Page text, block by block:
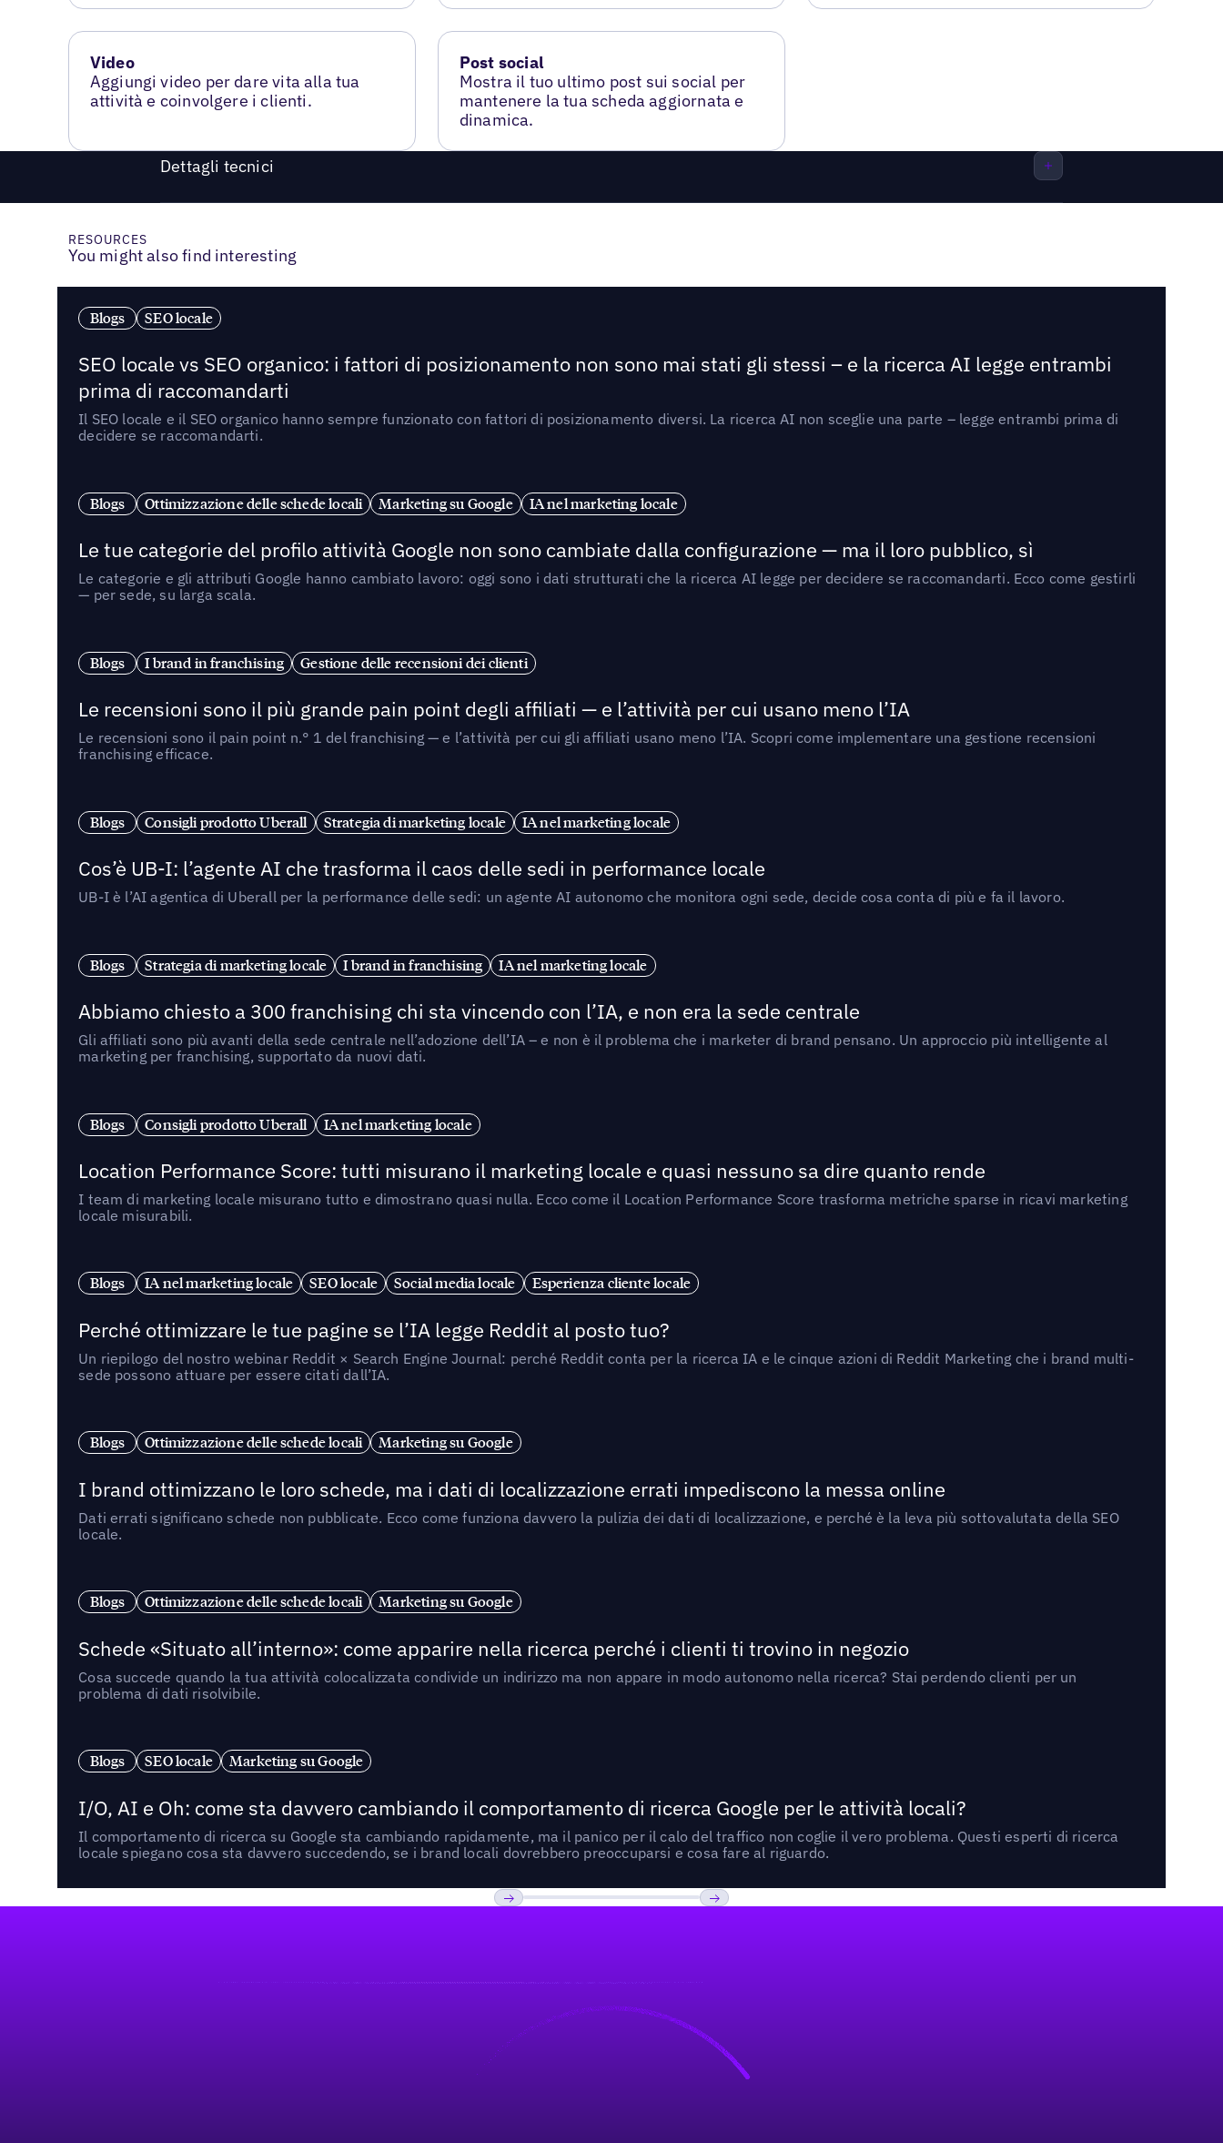
Video
Aggiungi video per dare vita alla tua
attività e coinvolgere i clienti.
Post social
Mostra il tuo ultimo post sui social per
mantenere la tua scheda aggiornata e
dinamica.
Dettagli tecnici
RESOURCES
You might also find interesting
Blogs SEO locale
SEO locale vs SEO organico: i fattori di posizionamento non sono mai stati gli stessi – e la ricerca AI legge entrambi
prima di raccomandarti
Il SEO locale e il SEO organico hanno sempre funzionato con fattori di posizionamento diversi. La ricerca AI non sceglie una parte – legge entrambi prima di
decidere se raccomandarti.
Blogs Ottimizzazione delle schede locali Marketing su Google IA nel marketing locale
Le tue categorie del profilo attività Google non sono cambiate dalla configurazione — ma il loro pubblico, sì
Le categorie e gli attributi Google hanno cambiato lavoro: oggi sono i dati strutturati che la ricerca AI legge per decidere se raccomandarti. Ecco come gestirli
— per sede, su larga scala.
Blogs I brand in franchising Gestione delle recensioni dei clienti
Le recensioni sono il più grande pain point degli affiliati — e l’attività per cui usano meno l’IA
Le recensioni sono il pain point n.° 1 del franchising — e l’attività per cui gli affiliati usano meno l’IA. Scopri come implementare una gestione recensioni
franchising efficace.
Blogs Consigli prodotto Uberall Strategia di marketing locale IA nel marketing locale
Cos’è UB-I: l’agente AI che trasforma il caos delle sedi in performance locale
UB-I è l’AI agentica di Uberall per la performance delle sedi: un agente AI autonomo che monitora ogni sede, decide cosa conta di più e fa il lavoro.
Blogs Strategia di marketing locale I brand in franchising IA nel marketing locale
Abbiamo chiesto a 300 franchising chi sta vincendo con l’IA, e non era la sede centrale
Gli affiliati sono più avanti della sede centrale nell’adozione dell’IA – e non è il problema che i marketer di brand pensano. Un approccio più intelligente al
marketing per franchising, supportato da nuovi dati.
Blogs Consigli prodotto Uberall IA nel marketing locale
Location Performance Score: tutti misurano il marketing locale e quasi nessuno sa dire quanto rende
I team di marketing locale misurano tutto e dimostrano quasi nulla. Ecco come il Location Performance Score trasforma metriche sparse in ricavi marketing
locale misurabili.
Blogs IA nel marketing locale SEO locale Social media locale Esperienza cliente locale
Perché ottimizzare le tue pagine se l’IA legge Reddit al posto tuo?
Un riepilogo del nostro webinar Reddit × Search Engine Journal: perché Reddit conta per la ricerca IA e le cinque azioni di Reddit Marketing che i brand multi-
sede possono attuare per essere citati dall’IA.
Blogs Ottimizzazione delle schede locali Marketing su Google
I brand ottimizzano le loro schede, ma i dati di localizzazione errati impediscono la messa online
Dati errati significano schede non pubblicate. Ecco come funziona davvero la pulizia dei dati di localizzazione, e perché è la leva più sottovalutata della SEO
locale.
Blogs Ottimizzazione delle schede locali Marketing su Google
Schede «Situato all’interno»: come apparire nella ricerca perché i clienti ti trovino in negozio
Cosa succede quando la tua attività colocalizzata condivide un indirizzo ma non appare in modo autonomo nella ricerca? Stai perdendo clienti per un
problema di dati risolvibile.
Blogs SEO locale Marketing su Google
I/O, AI e Oh: come sta davvero cambiando il comportamento di ricerca Google per le attività locali?
Il comportamento di ricerca su Google sta cambiando rapidamente, ma il panico per il calo del traffico non coglie il vero problema. Questi esperti di ricerca
locale spiegano cosa sta davvero succedendo, se i brand locali dovrebbero preoccuparsi e cosa fare al riguardo.